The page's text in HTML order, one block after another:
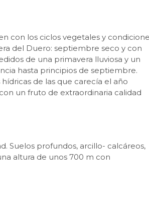
con los ciclos vegetales y
del Duero: septiembre seco y con
de una primavera lluviosa y un
hasta principios de septiembre.
de las que carecía el año
un fruto de extraordinaria calidad
Suelos profundos, arcillo- calcáreos,
altura de unos 700 m con